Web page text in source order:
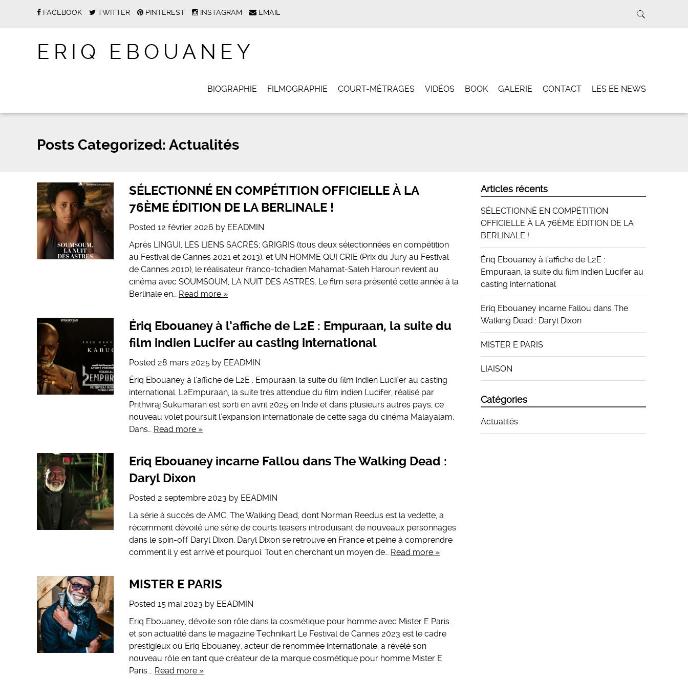
FACEBOOK TWITTER PINTEREST INSTAGRAM EMAIL
ERIQ EBOUANEY
BIOGRAPHIE FILMOGRAPHIE COURT-MÉTRAGES VIDÉOS BOOK GALERIE CONTACT LES EE NEWS
Posts Categorized: Actualités
SÉLECTIONNÉ EN COMPÉTITION OFFICIELLE À LA
76ÈME ÉDITION DE LA BERLINALE !
Posted 12 février 2026 by EEADMIN
Après LINGUI, LES LIENS SACRÉS; GRIGRIS (tous deux sélectionnées en compétition
au Festival de Cannes 2021 et 2013), et UN HOMME QUI CRIE (Prix du Jury au Festival
de Cannes 2010), le réalisateur franco-tchadien Mahamat-Saleh Haroun revient au
cinéma avec SOUMSOUM, LA NUIT DES ASTRES. Le film sera présenté cette année à la
Berlinale en… Read more »
Ériq Ebouaney à l’affiche de L2E : Empuraan, la suite du
film indien Lucifer au casting international
Posted 28 mars 2025 by EEADMIN
Ériq Ebouaney à l’affiche de L2E : Empuraan, la suite du film indien Lucifer au casting
international. L2Empuraan, la suite très attendue du film indien Lucifer, réalisé par
Prithviraj Sukumaran est sorti en avril 2025 en Inde et dans plusieurs autres pays, ce
nouveau volet poursuit l’expansion internationale de cette saga du cinéma Malayalam.​
Dans… Read more »
Eriq Ebouaney incarne Fallou dans The Walking Dead :
Daryl Dixon
Posted 2 septembre 2023 by EEADMIN
La série à succès de AMC, The Walking Dead, dont Norman Reedus est la vedette, a
récemment dévoilé une série de courts teasers introduisant de nouveaux personnages
dans le spin-off Daryl Dixon. Daryl Dixon se retrouve en France et peine à comprendre
comment il y est arrivé et pourquoi. Tout en cherchant un moyen de… Read more »
MISTER E PARIS
Posted 15 mai 2023 by EEADMIN
Eriq Ebouaney, dévoile son rôle dans la cosmétique pour homme avec Mister E Paris..
et son actualité dans le magazine Technikart Le Festival de Cannes 2023 est le cadre
prestigieux où Eriq Ebouaney, acteur de renommée internationale, a révélé son
nouveau rôle en tant que créateur de la marque cosmétique pour homme Mister E
Paris…. Read more »
Articles récents
SÉLECTIONNÉ EN COMPÉTITION
OFFICIELLE À LA 76ÈME ÉDITION DE LA
BERLINALE !
Ériq Ebouaney à l’affiche de L2E :
Empuraan, la suite du film indien Lucifer au
casting international
Eriq Ebouaney incarne Fallou dans The
Walking Dead : Daryl Dixon
MISTER E PARIS
LIAISON
Catégories
Actualités